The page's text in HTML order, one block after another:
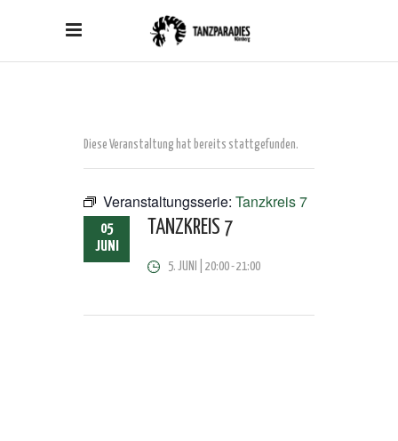
Diese Veranstaltung hat bereits stattgefunden.
Veranstaltungsserie: Tanzkreis 7
05
JUNI
TANZKREIS 7
5. JUNI | 20:00-21:00